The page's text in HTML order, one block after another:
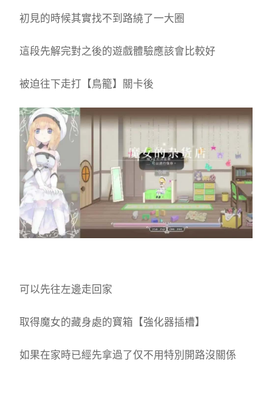
初見的時候其實找不到路繞了一大圈
這段先解完對之後的遊戲體驗應該會比較好
被迫往下走打【鳥籠】關卡後
可以先往左邊走回家
取得魔女的藏身處的寶箱【強化器插槽】
如果在家時已經先拿過了仅不用特別開路沒關係